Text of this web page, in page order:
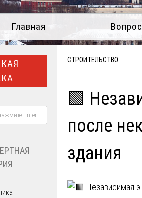
Главная
СТРОИТЕЛЬСТВО
🟩
после
здания